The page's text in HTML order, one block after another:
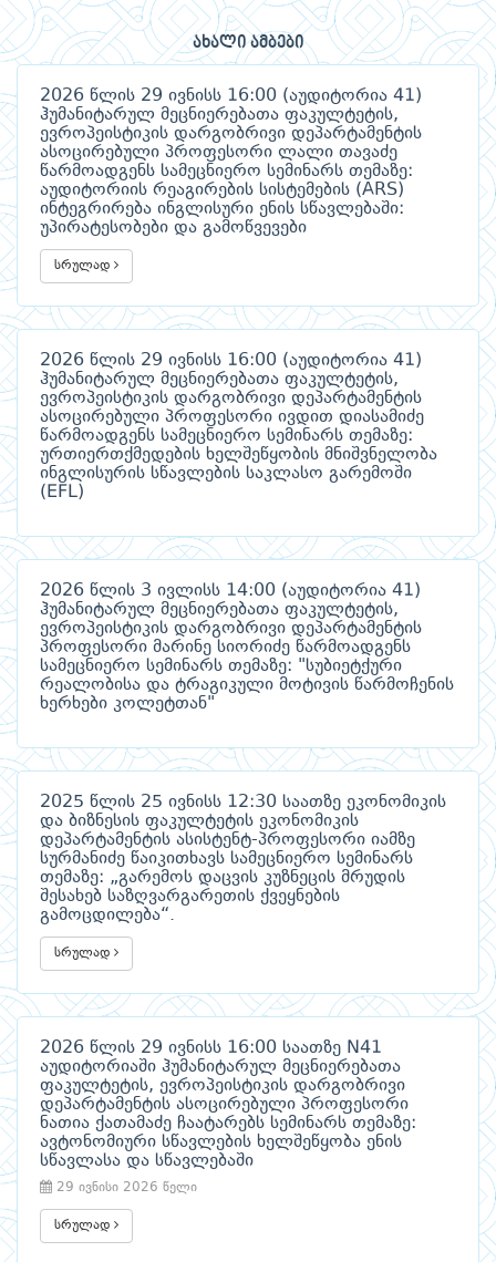
ახალი ამბები
2026 წლის 29 ივნისს 16:00 (აუდიტორია 41)
ჰუმანიტარულ მეცნიერებათა ფაკულტეტის,
ევროპეისტიკის დარგობრივი დეპარტამენტის
ასოცირებული პროფესორი ლალი თავაძე
წარმოადგენს სამეცნიერო სემინარს თემაზე:
აუდიტორიის რეაგირების სისტემების (ARS)
ინტეგრირება ინგლისური ენის სწავლებაში:
უპირატესობები და გამოწვევები
სრულად
2026 წლის 29 ივნისს 16:00 (აუდიტორია 41)
ჰუმანიტარულ მეცნიერებათა ფაკულტეტის,
ევროპეისტიკის დარგობრივი დეპარტამენტის
ასოცირებული პროფესორი ივდით დიასამიძე
წარმოადგენს სამეცნიერო სემინარს თემაზე:
ურთიერთქმედების ხელშეწყობის მნიშვნელობა
ინგლისურის სწავლების საკლასო გარემოში
(EFL)
2026 წლის 3 ივლისს 14:00 (აუდიტორია 41)
ჰუმანიტარულ მეცნიერებათა ფაკულტეტის,
ევროპეისტიკის დარგობრივი დეპარტამენტის
პროფესორი მარინე სიორიძე წარმოადგენს
სამეცნიერო სემინარს თემაზე: "სუბიეტქური
რეალობისა და ტრაგიკული მოტივის წარმოჩენის
ხერხები კოლეტთან"
2025 წლის 25 ივნისს 12:30 საათზე ეკონომიკის
და ბიზნესის ფაკულტეტის ეკონომიკის
დეპარტამენტის ასისტენტ-პროფესორი იამზე
სურმანიძე წაიკითხავს სამეცნიერო სემინარს
თემაზე: „გარემოს დაცვის კუზნეცის მრუდის
შესახებ საზღვარგარეთის ქვეყნების
გამოცდილება“.
სრულად
2026 წლის 29 ივნისს 16:00 საათზე N41
აუდიტორიაში ჰუმანიტარულ მეცნიერებათა
ფაკულტეტის, ევროპეისტიკის დარგობრივი
დეპარტამენტის ასოცირებული პროფესორი
ნათია ქათამაძე ჩაატარებს სემინარს თემაზე:
ავტონომიური სწავლების ხელშეწყობა ენის
სწავლასა და სწავლებაში
29 ივნისი 2026 წელი
სრულად